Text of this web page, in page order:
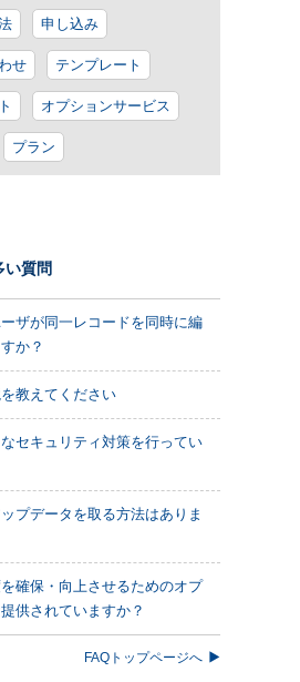
申し込み
せ テンプレート
オプションサービス
プラン
い質問
ザが同一レコードを同時に編
か？
教えてください
セキュリティ対策を行ってい
プデータを取る方法はありま
確保・向上させるためのオプ
供されていますか？
FAQトップページへ